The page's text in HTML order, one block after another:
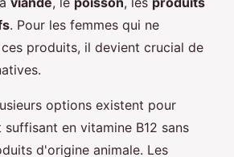
. Pour les femmes qui ne
produits, il devient crucial de
options existent pour
en vitamine B12 sans
d'origine animale. Les